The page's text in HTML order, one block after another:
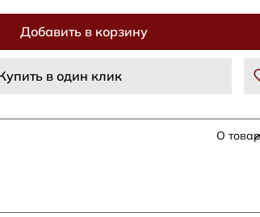
Добавить в корзину
в один клик
О